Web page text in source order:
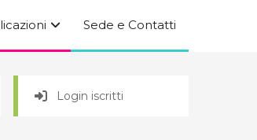
Sede e Contatti
Login iscritti